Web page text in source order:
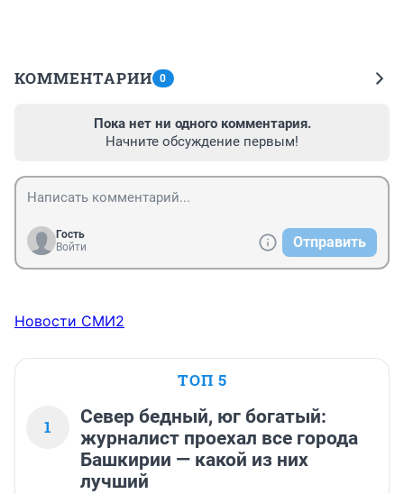
КОММЕНТАРИИ 0
Пока нет ни одного комментария.
Начните обсуждение первым!
Гость
Войти
Отправить
Новости СМИ2
ТОП 5
1
Север бедный, юг богатый:
журналист проехал все города
Башкирии — какой из них
лучший